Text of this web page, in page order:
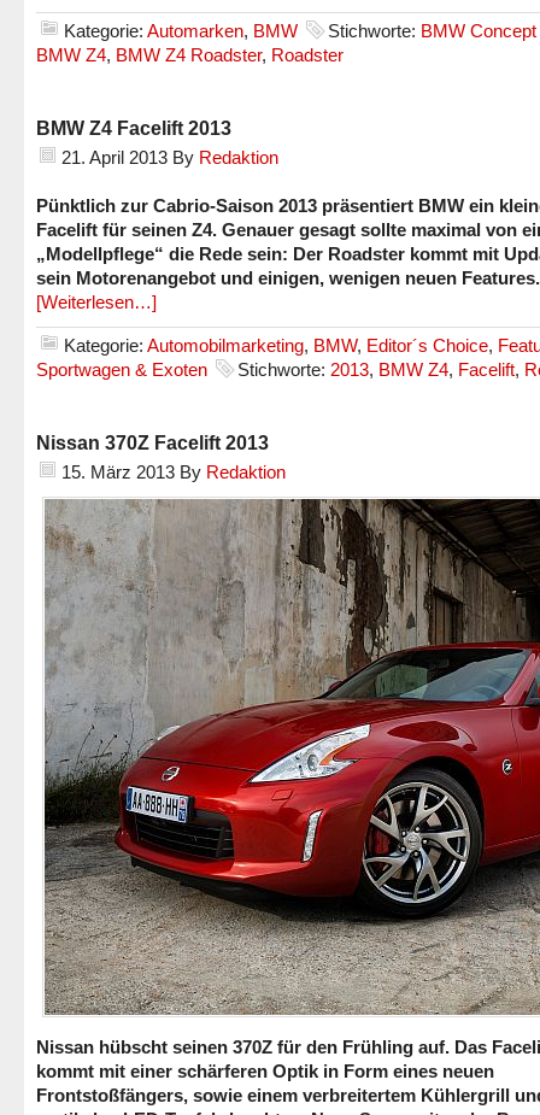
Kategorie: Automarken, BMW Stichworte: BMW Concept
BMW Z4, BMW Z4 Roadster, Roadster
BMW Z4 Facelift 2013
21. April 2013 By Redaktion
Pünktlich zur Cabrio-Saison 2013 präsentiert BMW ein
Facelift für seinen Z4. Genauer gesagt sollte maximal von
„Modellpflege“ die Rede sein: Der Roadster kommt mit
sein Motorenangebot und einigen, wenigen neuen Features.
[Weiterlesen…]
Kategorie: Automobilmarketing, BMW, Editor´s Choice,
Sportwagen & Exoten
Stichworte: 2013, BMW Z4, Facelift,
Nissan 370Z Facelift 2013
15. März 2013 By Redaktion
Nissan hübscht seinen 370Z für den Frühling auf. Das
kommt mit einer schärferen Optik in Form eines neuen
Frontstoßfängers, sowie einem verbreitertem Kühlergrill